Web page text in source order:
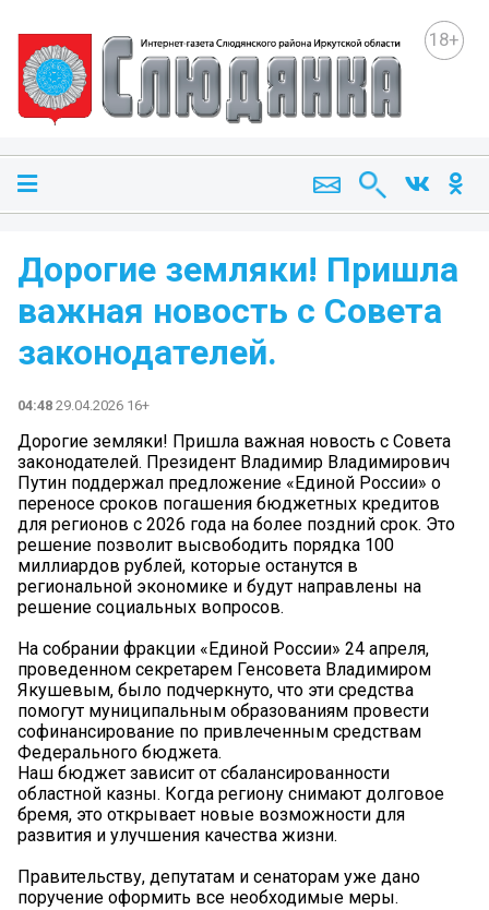
18+
Дорогие земляки! Пришла
важная новость с Совета
законодателей.
04:48 29.04.2026 16+
Дорогие земляки! Пришла важная новость с Совета
законодателей. Президент Владимир Владимирович
Путин поддержал предложение «Единой России» о
переносе сроков погашения бюджетных кредитов
для регионов с 2026 года на более поздний срок. Это
решение позволит высвободить порядка 100
миллиардов рублей, которые останутся в
региональной экономике и будут направлены на
решение социальных вопросов.
На собрании фракции «Единой России» 24 апреля,
проведенном секретарем Генсовета Владимиром
Якушевым, было подчеркнуто, что эти средства
помогут муниципальным образованиям провести
софинансирование по привлеченным средствам
Федерального бюджета.
Наш бюджет зависит от сбалансированности
областной казны. Когда региону снимают долговое
бремя, это открывает новые возможности для
развития и улучшения качества жизни.
Правительству, депутатам и сенаторам уже дано
поручение оформить все необходимые меры.